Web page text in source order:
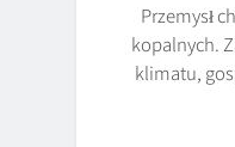
Przemysł
kopalnych.
klimatu,